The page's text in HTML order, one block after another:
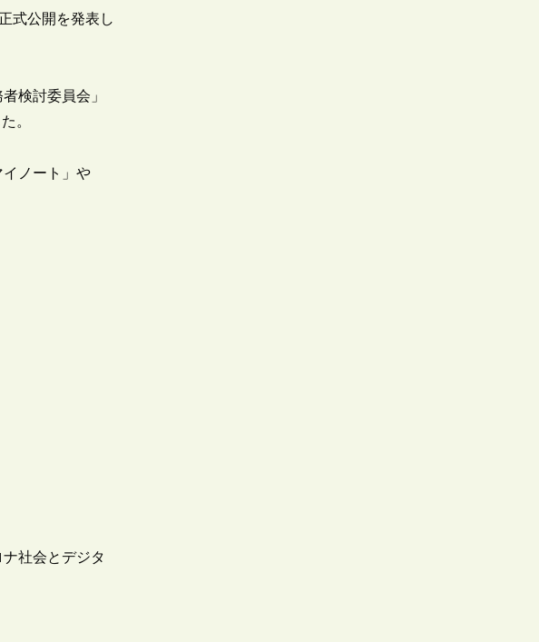
式公開を発表し
検討委員会」
。
ノート」や
社会とデジタ